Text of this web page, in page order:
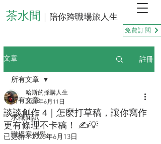
茶水間 ｜陪你跨職場旅人生
免費訂閱
文章 註冊
所有文章
求職面試
職場案例學
所有文章
談談創作 4｜怎麼打草稿，讓你寫作
更有條理不卡稿！ ✍️💡
哈斯的採購人生
2025年6月11日
已更新：2025年6月13日